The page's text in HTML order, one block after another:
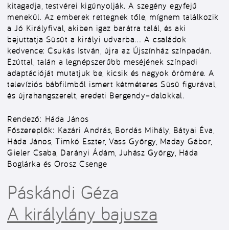
kitagadja, testvérei kigúnyolják. A szegény egyfejű
menekül. Az emberek rettegnek tőle, mígnem találkozik
a Jó Királyfival, akiben igaz barátra talál, és aki
bejuttatja Süsüt a királyi udvarba… A családok
kedvence: Csukás István, újra az Újszínház színpadán.
Ezúttal, talán a legnépszerűbb meséjének színpadi
adaptációját mutatjuk be, kicsik és nagyok örömére. A
televíziós bábfilmből ismert kétméteres Süsü figurával,
és újrahangszerelt, eredeti Bergendy–dalokkal.
Rendező: Háda János
Főszereplők: Kazári András, Bordás Mihály, Bátyai Éva,
Háda János, Timkó Eszter, Vass György, Maday Gábor,
Gieler Csaba, Darányi Ádám, Juhász György, Háda
Boglárka és Orosz Csenge
Páskándi Géza
A királylány bajusza